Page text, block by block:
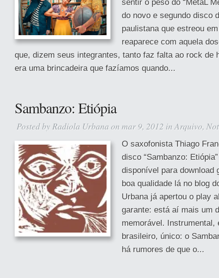
sentir o peso do “MetaL
do novo e segundo disco
paulistana que estreou
reaparece com aquela
que, dizem seus integrantes, tanto faz falta ao rock de
era uma brincadeira que fazíamos quando...
Sambanzo: Etiópia
Posted by Radiola Urbana on mar 9, 2012 inArquivo,
O saxofonista Thiago
disco “Sambanzo:
disponível para download
boa qualidade lá no blog
Urbana já apertou o play
garante: está aí mais um
memorável. Instrumental,
brasileiro, único: o
há rumores de que o...